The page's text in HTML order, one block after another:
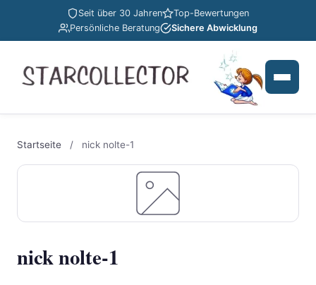
Seit über 30 Jahren
Top-Bewertungen
Persönliche Beratung
Sichere Abwicklung
Startseite / nick nolte-1
nick nolte-1